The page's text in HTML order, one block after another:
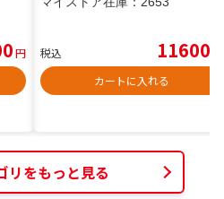
円
税込 11600
カートに入れる
リをもっと見る